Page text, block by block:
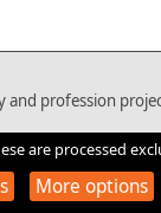
are processed
More options
and profession